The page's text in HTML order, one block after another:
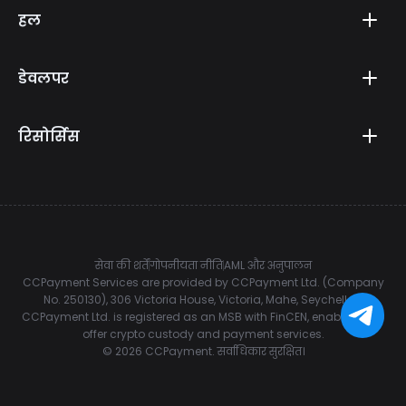
हल
डेवलपर
रिसोर्सिस
सेवा की शर्तेंगोपनीयता नीतिAML और अनुपालन
CCPayment Services are provided by CCPayment Ltd. (Company
No. 250130), 306 Victoria House, Victoria, Mahe, Seychelles.
CCPayment Ltd. is registered as an MSB with FinCEN, enabling it to
offer crypto custody and payment services.
© 2026 CCPayment.सर्वाधिकार सुरक्षित।